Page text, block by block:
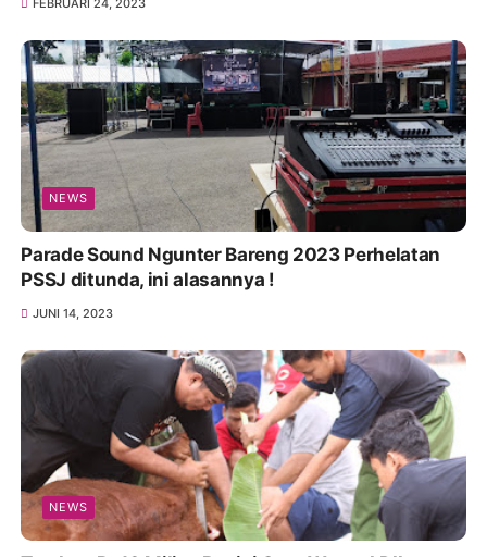
FEBRUARI 24, 2023
NEWS
Parade Sound Ngunter Bareng 2023 Perhelatan
PSSJ ditunda, ini alasannya !
JUNI 14, 2023
NEWS